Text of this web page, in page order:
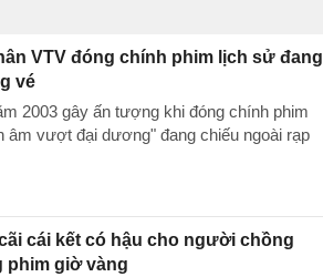
VTV đóng chính phim lịch sử đang
vé
2003 gây ấn tượng khi đóng chính phim
âm vượt đại dương" đang chiếu ngoài rạp
cái kết có hậu cho người chồng
phim giờ vàng